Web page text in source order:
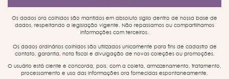
Os dados ora colhidos são mantidos em absoluto sigilo dentro de nossa base de
dados, respeitando a legislação vigente. Não repassamos ou compartilhamos
informações com terceiros.
Os dados ordinários colhidos são utilizados unicamente para fins de cadastro de
contato, garantia, nota fiscal e divulgação de novas coleções ou promoções.
O usuário está ciente e concorda, pois, com a coleta, armazenamento, tratamento,
processamento e uso das informações ora fornecidas espontaneamente.